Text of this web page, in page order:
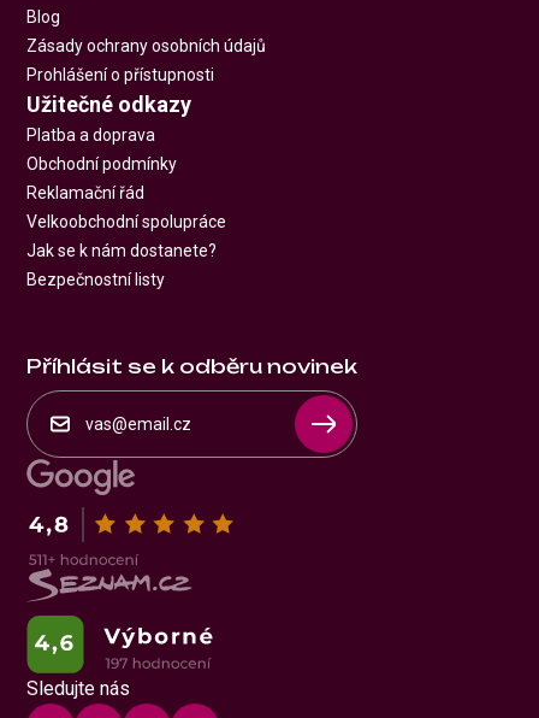
Blog
Zásady ochrany osobních údajů
Prohlášení o přístupnosti
Užitečné odkazy
Platba a doprava
Obchodní podmínky
Reklamační řád
Velkoobchodní spolupráce
Jak se k nám dostanete?
Bezpečnostní listy
Příhlásit se k odběru novinek
Sledujte nás